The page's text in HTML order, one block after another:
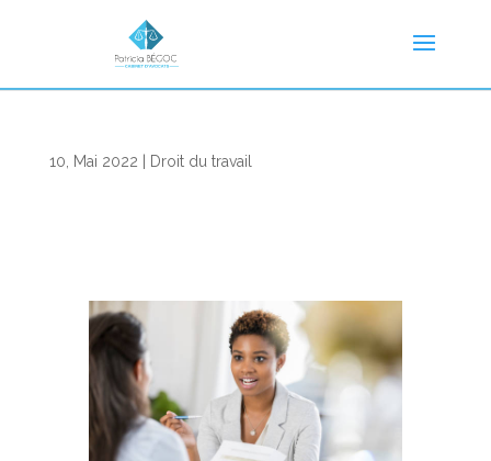
10, Mai 2022 Droit du travail